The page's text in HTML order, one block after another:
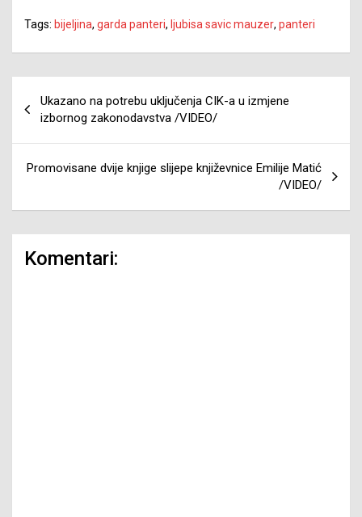
Tags: bijeljina, garda panteri, ljubisa savic mauzer, panteri
članaka
Ukazano na potrebu uključenja CIK-a u izmjene
izbornog zakonodavstva /VIDEO/
Promovisane dvije knjige slijepe književnice Emilije Matić
/VIDEO/
Komentari: